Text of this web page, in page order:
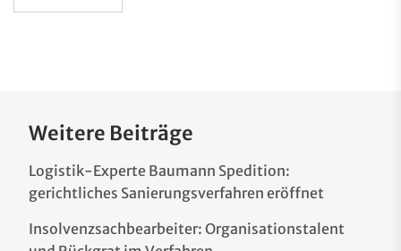
Weitere Beiträge
Logistik-Experte Baumann Spedition:
gerichtliches Sanierungsverfahren eröffnet
Insolvenzsachbearbeiter: Organisationstalent